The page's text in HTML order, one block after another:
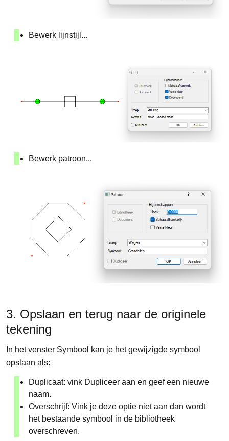
Bewerk lijnstijl...
Bewerk patroon...
3. Opslaan en terug naar de originele
tekening
In het venster Symbool kan je het gewijzigde symbool
opslaan als:
Duplicaat: vink Dupliceer aan en geef een nieuwe
naam.
Overschrijf: Vink je deze optie niet aan dan wordt
het bestaande symbool in de bibliotheek
overschreven.